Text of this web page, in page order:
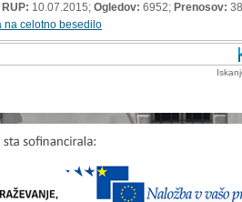
10.07.2015; Ogledov: 6952; Prenosov: 38
na celotno besedilo